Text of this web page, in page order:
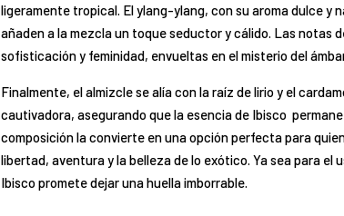
ligeramente tropical. El ylang-ylang, con su aroma dulce y
añaden a la mezcla un toque seductor y cálido. Las notas
sofisticación y feminidad, envueltas en el misterio del
Finalmente, el almizcle se alía con la raíz de lirio y el
cautivadora, asegurando que la esencia de Ibisco
composición la convierte en una opción perfecta para
libertad, aventura y la belleza de lo exótico. Ya sea para el
Ibisco promete dejar una huella imborrable.